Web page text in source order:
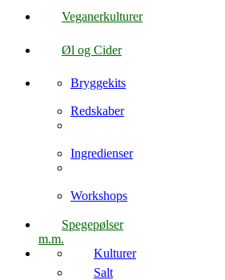
Veganerkulturer
Øl og Cider
Bryggekits
Redskaber
Ingredienser
Workshops
Spegepølser
m.m.
Kulturer
Salt